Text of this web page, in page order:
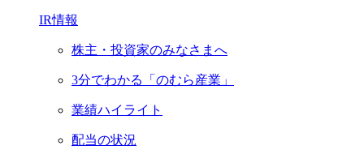
IR情報
株主・投資家のみなさまへ
3分でわかる「のむら産業」
業績ハイライト
配当の状況